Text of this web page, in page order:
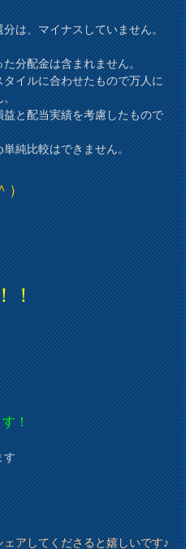
は、マイナスしていません。
分配金は含まれません。
イルに合わせたもので万人に
。
と配当実績を考慮したもので
純比較はできません。
）
！
す！
す
アしてくださると嬉しいです♪